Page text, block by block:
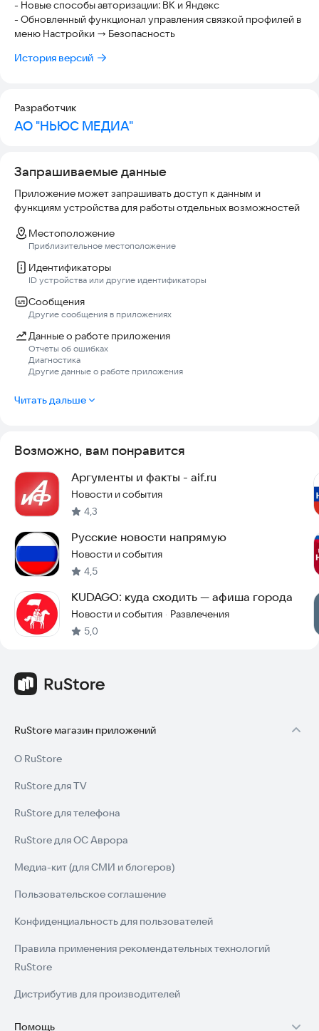
- Новые способы авторизации: ВК и Яндекс
- Обновленный функционал управления связкой профилей в
меню Настройки -> Безопасность
История версий
Разработчик
АО "НЬЮС МЕДИА"
Запрашиваемые данные
Приложение может запрашивать доступ к данным и
функциям устройства для работы отдельных возможностей
Местоположение
Приблизительное местоположение
Идентификаторы
ID устройства или другие идентификаторы
Сообщения
Другие сообщения в приложениях
Данные о работе приложения
Отчеты об ошибках
Диагностика
Другие данные о работе приложения
Читать дальше
Возможно, вам понравится
Аргументы и факты - aif.ru
Новости и события
4,3
Русские новости напрямую
Новости и события
4,5
KUDAGO: куда сходить — афиша города
Новости и события · Развлечения
5,0
RuStore магазин приложений
О RuStore
RuStore для TV
RuStore для телефона
RuStore для ОС Аврора
Медиа-кит (для СМИ и блогеров)
Пользовательское соглашение
Конфиденциальность для пользователей
Правила применения рекомендательных технологий
RuStore
Дистрибутив для производителей
Помощь